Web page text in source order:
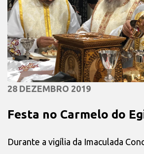
28 DEZEMBRO 2019
Festa no Carmelo do
Durante a vigília da Imaculada